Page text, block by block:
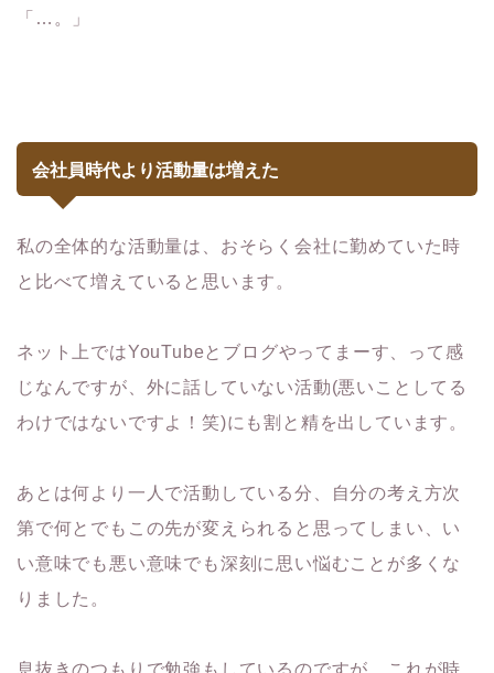
「…。」
会社員時代より活動量は増えた
私の全体的な活動量は、おそらく会社に勤めていた時
と比べて増えていると思います。
ネット上ではYouTubeとブログやってまーす、って感
じなんですが、外に話していない活動(悪いことしてる
わけではないですよ！笑)にも割と精を出しています。
あとは何より一人で活動している分、自分の考え方次
第で何とでもこの先が変えられると思ってしまい、い
い意味でも悪い意味でも深刻に思い悩むことが多くな
りました。
息抜きのつもりで勉強もしているのですが、これが時